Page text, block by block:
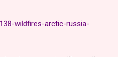
wildfires-arctic-russia-